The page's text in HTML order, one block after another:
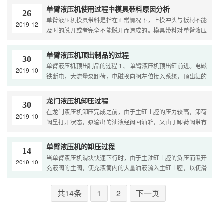
作介 ....
26
2019-12
单臂液压机使用过程中模具带料原因分析
单臂液压机模具带料是指在正常情况下，上模冲头与板材不能
及时的脱开或者完全不能脱开而造成的。模具带料对单臂液压
....
30
2019-10
单臂液压机顶出制品的过程
单臂液压机顶出制品的过程 1、 单臂液压机顶出缸前进。电磁
铁断电，大流量泵卸荷，电磁换向阀左位接入系统，顶出缸的
....
30
2019-10
龙门液压机卸压过程
在龙门液压机卸压完成之前，由于主缸上腔的压力较高，卸荷
阀呈打开状态，泵输出的油液经阀回油箱，又由于卸荷阀带有
....
14
2019-10
单臂液压机的卸压过程
当单臂液压机滑块快速下行时，由于主油缸上腔的负压而吸开
充液阀的主阀，使充液筒内的大量油液流入主缸上腔，以使滑
....
共14条 1 2 下一页